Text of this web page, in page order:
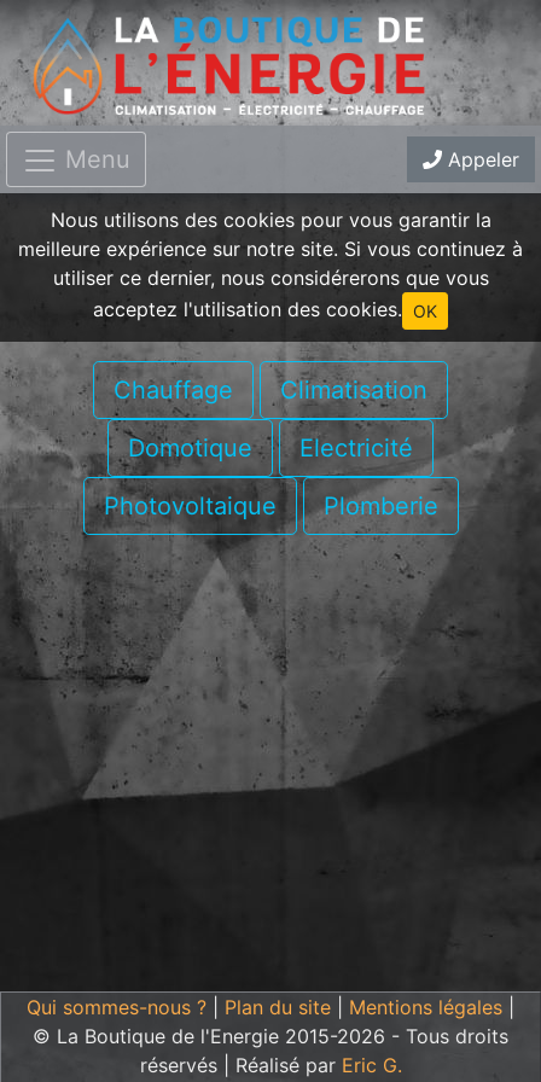
Menu Appeler
Nous utilisons des cookies pour vous garantir la
meilleure expérience sur notre site. Si vous continuez à
utiliser ce dernier, nous considérerons que vous
acceptez l'utilisation des cookies. OK
Chauffage
Climatisation
Domotique
Electricité
Photovoltaique
Plomberie
Qui sommes-nous ? Plan du site Mentions légales
© La Boutique de l'Energie 2015-2026 - Tous droits
réservés | Réalisé par Eric G.